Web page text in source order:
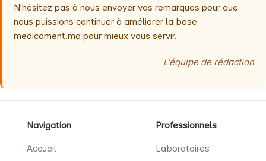
N'hésitez pas à nous envoyer vos remarques pour que
nous puissions continuer à améliorer la base
medicament.ma pour mieux vous servir.
L'équipe de rédaction
Navigation
Accueil
Professionnels
Laboratoires